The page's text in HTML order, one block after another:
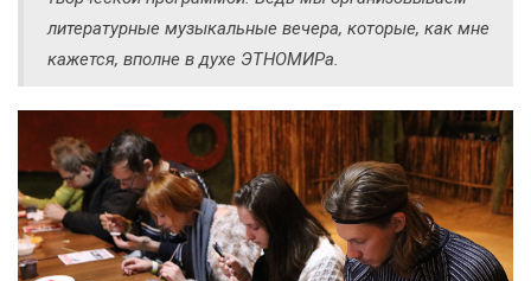
литературные музыкальные вечера, которые, как мне
кажется, вполне в духе ЭТНОМИРа.